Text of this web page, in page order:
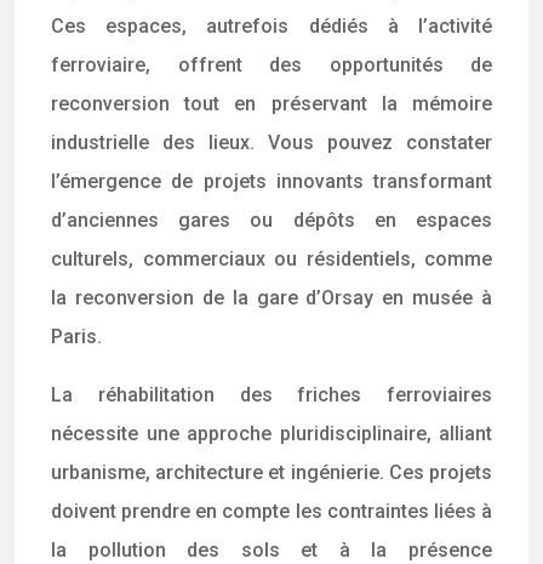
Ces espaces, autrefois dédiés à l’activité
ferroviaire, offrent des opportunités de
reconversion tout en préservant la mémoire
industrielle des lieux. Vous pouvez constater
l’émergence de projets innovants transformant
d’anciennes gares ou dépôts en espaces
culturels, commerciaux ou résidentiels, comme
la reconversion de la gare d’Orsay en musée à
Paris.
La réhabilitation des friches ferroviaires
nécessite une approche pluridisciplinaire, alliant
urbanisme, architecture et ingénierie. Ces projets
doivent prendre en compte les contraintes liées à
la pollution des sols et à la présence